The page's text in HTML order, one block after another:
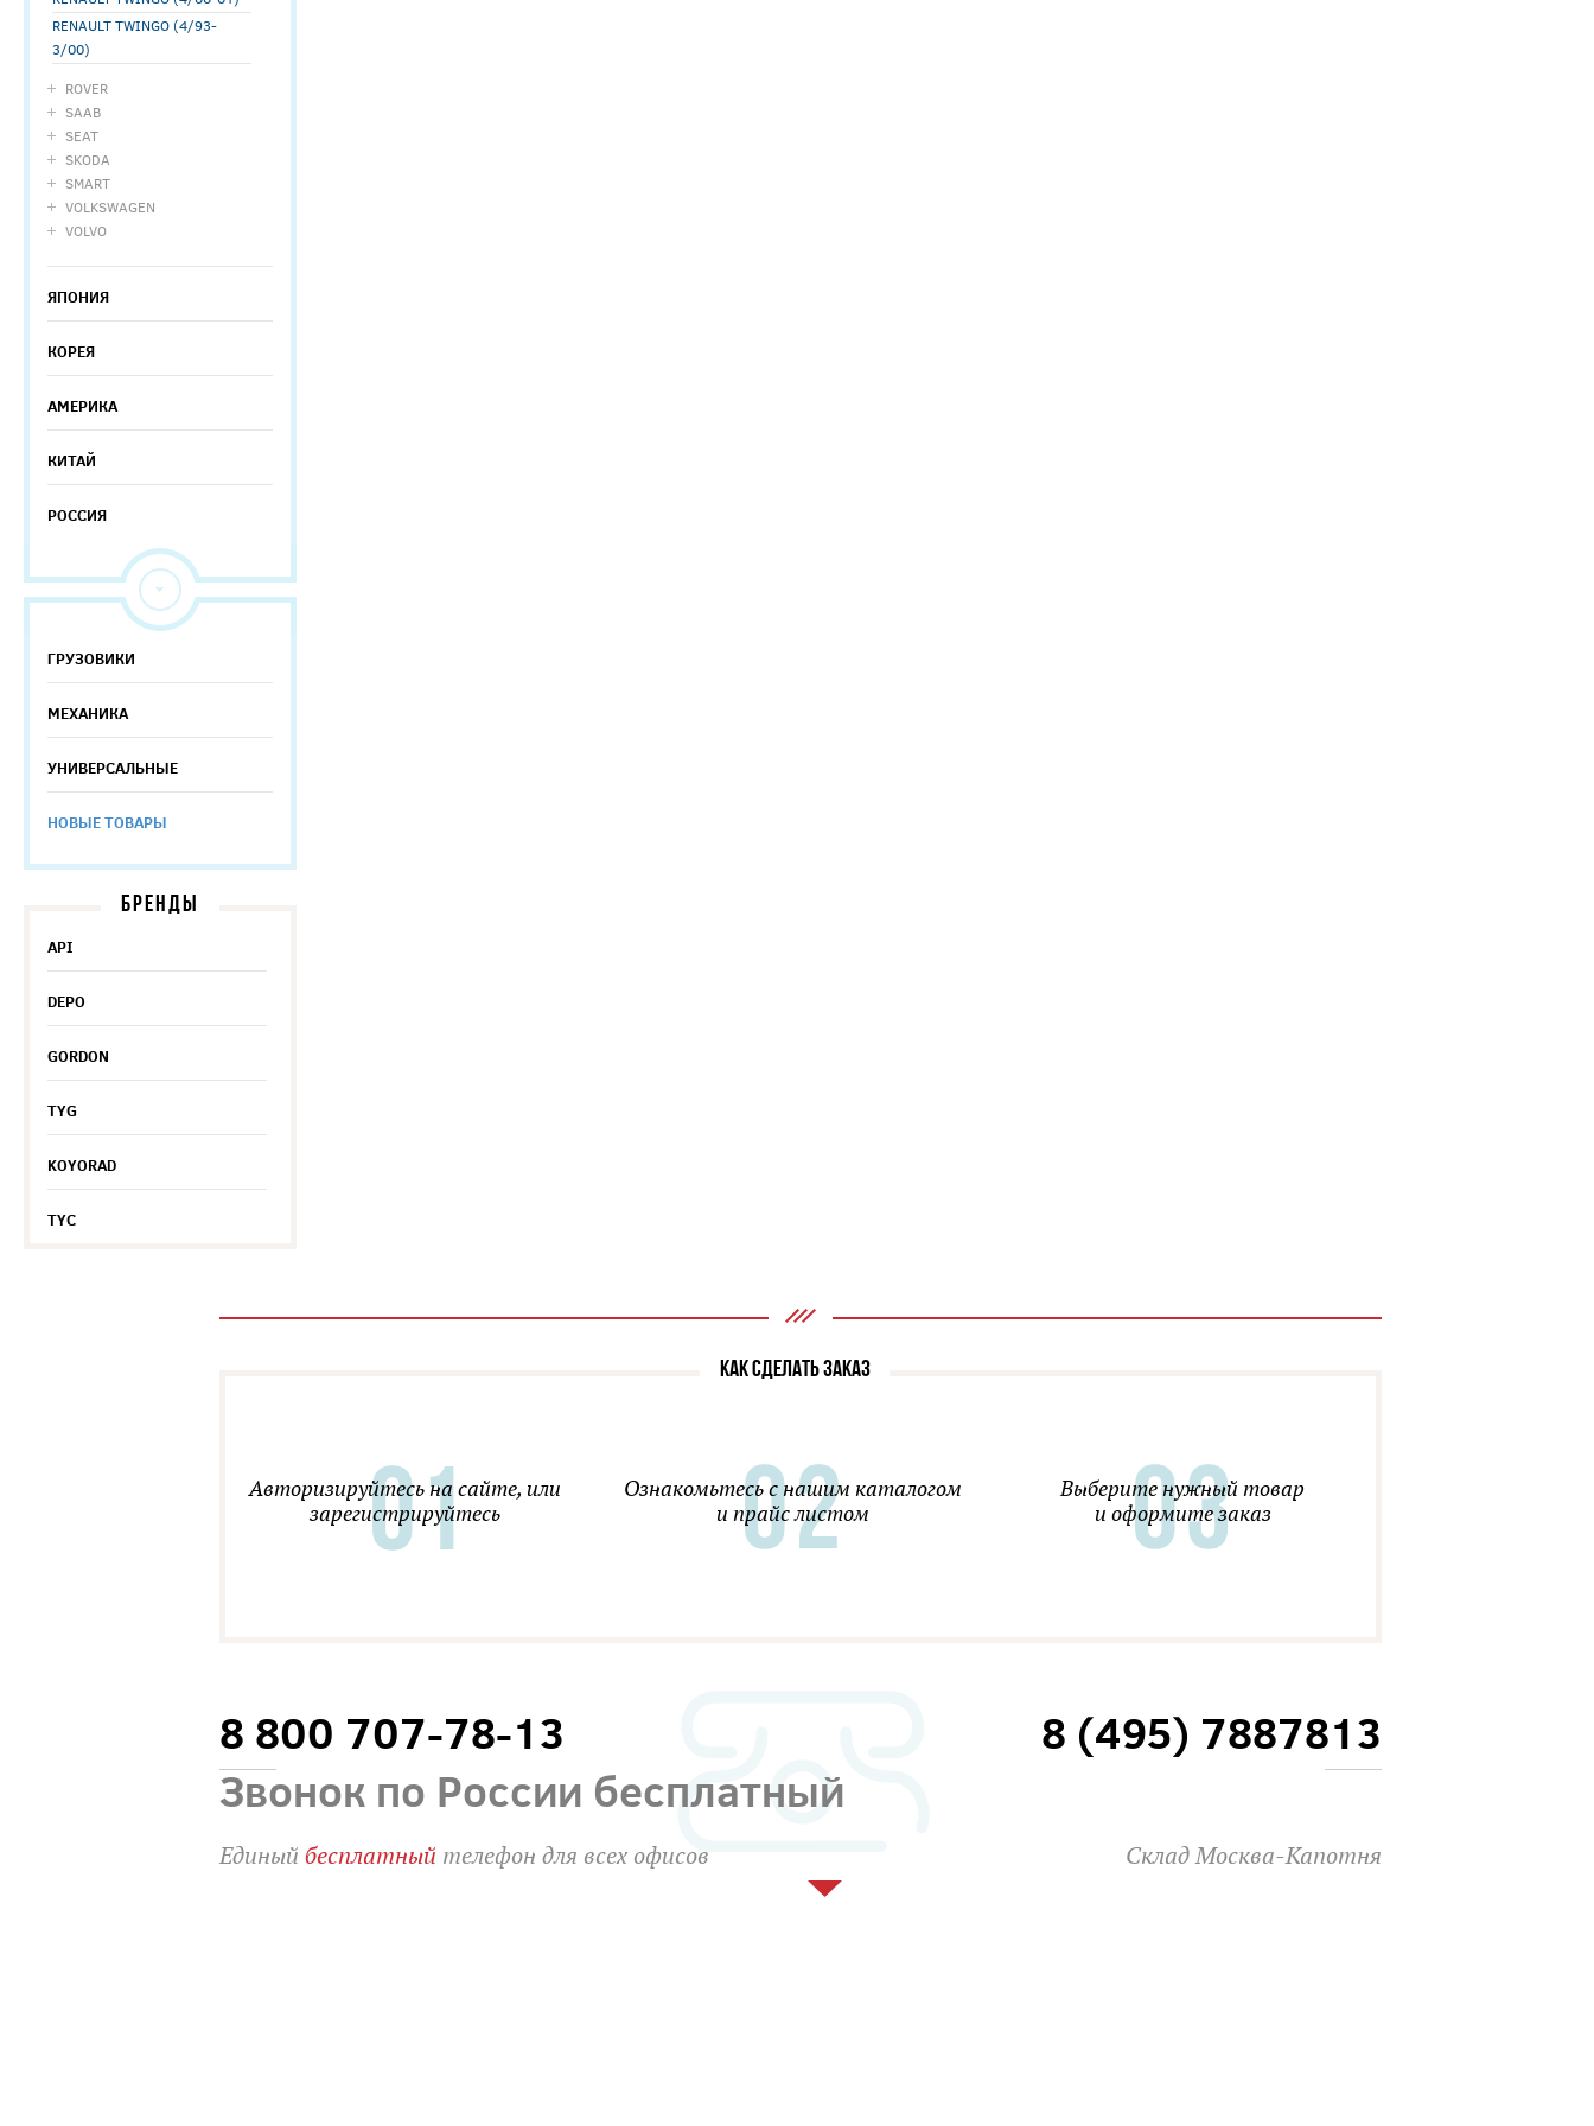
RENAULT TWINGO (4/93-
3/00)
ROVER
SAAB
SEAT
SKODA
SMART
VOLKSWAGEN
VOLVO
ЯПОНИЯ
КОРЕЯ
АМЕРИКА
КИТАЙ
РОССИЯ
ГРУЗОВИКИ
МЕХАНИКА
УНИВЕРСАЛЬНЫЕ
НОВЫЕ ТОВАРЫ
БРЕНДЫ
API
DEPO
GORDON
TYG
KOYORAD
TYC
КАК СДЕЛАТЬ ЗАКАЗ
Авторизируйтесь на сайте, или
зарегистрируйтесь
Ознакомьтесь с нашим каталогом
и прайс листом
Выберите нужный товар
и оформите заказ
8 800 707-78-13
Звонок по России бесплатный
8 (495) 7887813
Единыйбесплатный телефон для всех офисов Склад Москва-Капотня